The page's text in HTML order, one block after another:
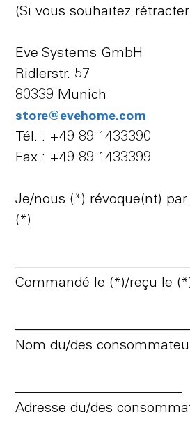
(Si vous souhaitez
Eve Systems GmbH
Ridlerstr. 57
80339 Munich
store@evehome.com
Tél. : +49 89 1433390
Fax : +49 89 1433399
Je/nous (*) révoque(nt)
(*)
Commandé le (*)/reçu le
Nom du/des
Adresse du/des